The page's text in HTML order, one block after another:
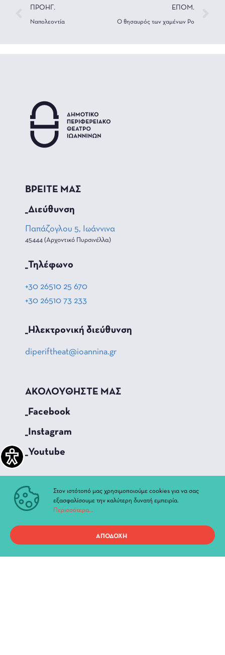
ΠΡΟΗΓ.
Ναπολεοντία
ΕΠΟΜ.
Ο θησαυρός των χαμένων Ρο
ΒΡΕΙΤΕ ΜΑΣ
_Διεύθυνση
Παπάζογλου 5, Ιωάννινα
45444 (Αρχοντικό Πυρσινέλλα)
_Τηλέφωνο
+30 26510 25 670
+30 26510 73 233
_Hλεκτρονική διεύθυνση
diperiftheat@ioannina.gr
ΑΚΟΛΟΥΘΗΣΤΕ ΜΑΣ
_Facebook
_Instagram
_Youtube
Τρέχουσες Παραστάσεις
Αρχείο Παραστάσεων
Νέα & Ανακοινώσεις
Ιστορία
Στον ιστότοπό μας χρησιμοποιούμε cookies για να σας
εξασφαλίσουμε την καλύτερη δυνατή εμπειρία.
Περισσότερα...
ΑΠΟΔΟΧΗ